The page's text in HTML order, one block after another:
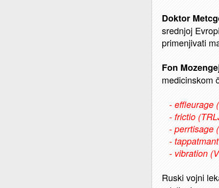
Doktor
srednjoj
primenjivati
Fon
medicinskom
- effleurage
- frictio
- perrtisage
-
- vibration
Ruski vojni